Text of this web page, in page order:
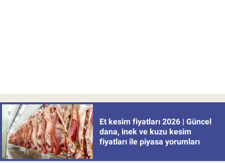
Et kesim fiyatları 2026 | Güncel
dana, inek ve kuzu kesim
fiyatları ile piyasa yorumları